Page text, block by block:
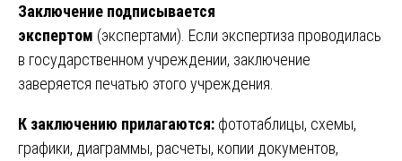
Заключение подписывается
экспертом (экспертами). Если экспертиза проводилась
в государственном учреждении, заключение
заверяется печатью этого учреждения.
К заключению прилагаются: фототаблицы, схемы,
графики, диаграммы, расчеты, копии документов,